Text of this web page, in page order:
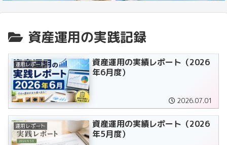
資産運用の実践記録
運用レポート
資産運用の実績レポート（2026
年6月度）
2026.07.01
運用レポート
資産運用の実績レポート（2026
年5月度）